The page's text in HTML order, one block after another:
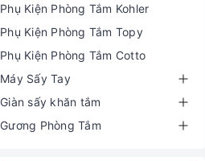
Phụ Kiện Phòng Tắm Kohler
Phụ Kiện Phòng Tắm Topy
Phụ Kiện Phòng Tắm Cotto
Máy Sấy Tay
Giàn sấy khăn tắm
Gương Phòng Tắm